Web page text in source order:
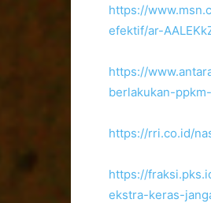
https://
efektif/ar-
https://
berlakukan-
https://rri.co.id/
https://
ekstra-keras-